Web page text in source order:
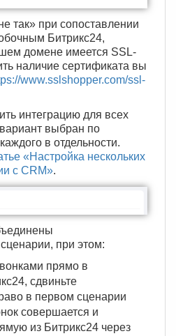
так» при сопоставлении
Битрикс24,
домене имеется SSL-
наличие сертификата вы
www.sslshopper.com/ssl-
интеграцию для всех
выбран по
в отдельности.
«Настройка нескольких
с CRM».
при этом:
прямо в
сдвиньте
в первом сценарии
совершается и
из Битрикс24 через